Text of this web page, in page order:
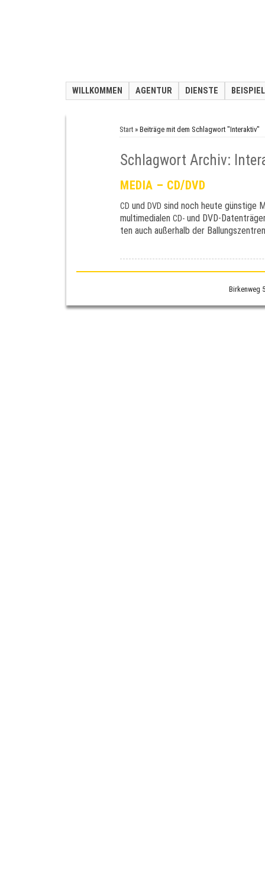
WILLKOMMEN AGENTUR DIENSTE
Start » Beiträge mit dem Schlagwort "Interaktiv"
Schlagwort Archiv:
MEDIA – CD/DVD
CD undDVD sind noch heu­te güns­ti­ge
mul­ti­me­dia­lenCD- und DVD-
ten auch außer­halb der
Birkenweg